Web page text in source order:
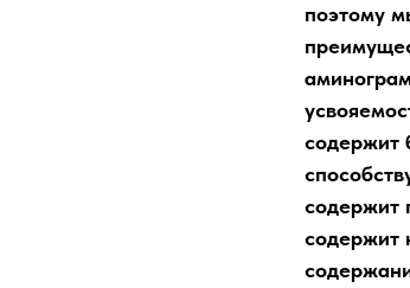
поэтому
содержит
содержит
содержит